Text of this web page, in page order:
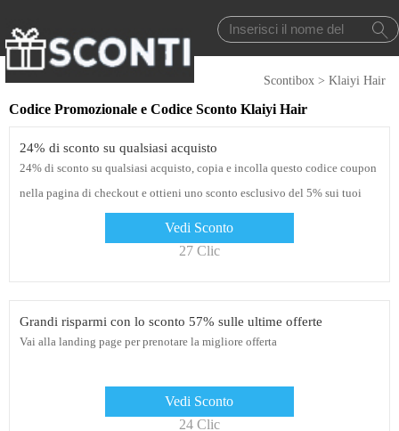
Scontibox > Klaiyi Hair
Codice Promozionale e Codice Sconto Klaiyi Hair
24% di sconto su qualsiasi acquisto
24% di sconto su qualsiasi acquisto, copia e incolla questo codice coupon
nella pagina di checkout e ottieni uno sconto esclusivo del 5% sui tuoi
Vedi Sconto
27 Clic
Grandi risparmi con lo sconto 57% sulle ultime offerte
Vai alla landing page per prenotare la migliore offerta
Vedi Sconto
24 Clic